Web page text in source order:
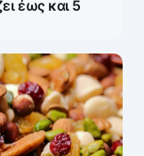
for the
έως και 5